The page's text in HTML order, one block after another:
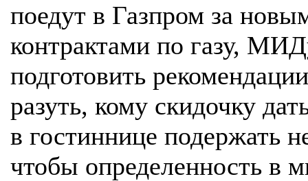
поедут в Газпром за
контрактами по газу,
подготовить
разуть, кому скидочку
в гостиннице подержать
чтобы определенность в